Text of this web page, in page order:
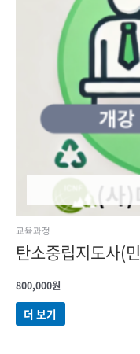
교육과정
탄소중립지도사(
800,000원
더 보기